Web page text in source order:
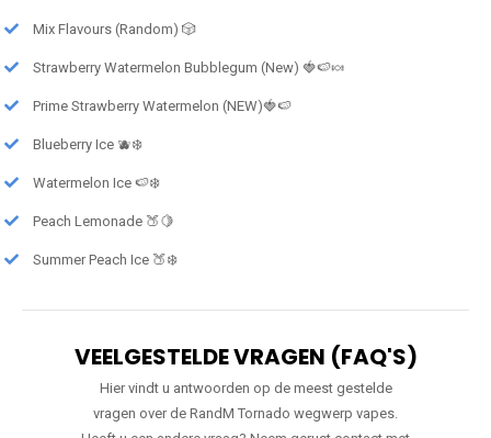
Mix Flavours (Random) 🎲
Strawberry Watermelon Bubblegum (New) 🍓🍉🍬
Prime Strawberry Watermelon (NEW)🍓🍉
Blueberry Ice 🫐❄️
Watermelon Ice 🍉❄️
Peach Lemonade 🍑🍋
Summer Peach Ice 🍑❄️
VEELGESTELDE VRAGEN (FAQ'S)
Hier vindt u antwoorden op de meest gestelde
vragen over de RandM Tornado wegwerp vapes.